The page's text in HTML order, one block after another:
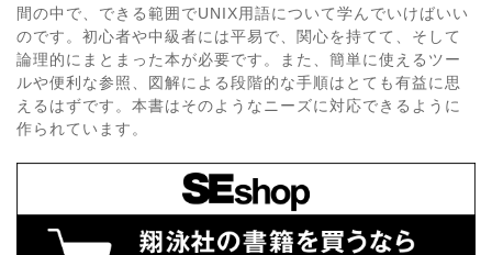
間の中で、できる範囲でUNIX用語について学んでいけばいい
のです。初心者や中級者には平易で、関心を持てて、そして
論理的にまとまった本が必要です。また、簡単に使えるツー
ルや便利な参照、図解による段階的な手順はとても有益に思
えるはずです。本書はそのようなニーズに対応できるように
作られています。